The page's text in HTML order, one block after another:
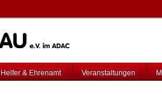
Helfer & Ehrenamt Veranstaltungen